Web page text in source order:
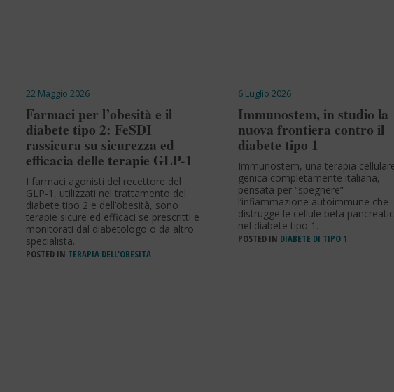
22 Maggio 2026
Farmaci per l’obesità e il
diabete tipo 2: FeSDI
rassicura su sicurezza ed
efficacia delle terapie GLP-1
I farmaci agonisti del recettore del
GLP-1, utilizzati nel trattamento del
diabete tipo 2 e dell’obesità, sono
terapie sicure ed efficaci se prescritti e
monitorati dal diabetologo o da altro
specialista.
POSTED IN TERAPIA DELL'OBESITÀ
6 Luglio 2026
Immunostem, in studio la
nuova frontiera contro il
diabete tipo 1
Immunostem, una terapia
genica completamente italiana,
pensata per “spegnere”
l’infiammazione autoimmune che
distrugge le cellule beta
nel diabete tipo 1.
POSTED IN DIABETE DI TIPO 1